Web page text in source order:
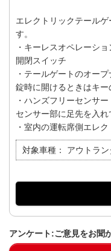
エレクトリックテール
す。
・キーレスオペレーシ
開閉スイッチ
・テールゲートのオー
錠時に開けるときはキー
・ハンズフリーセンサ
センサー部に足先を入
・室内の運転席側エレ
対象車種： アウトラ
アンケート:ご意見をお聞